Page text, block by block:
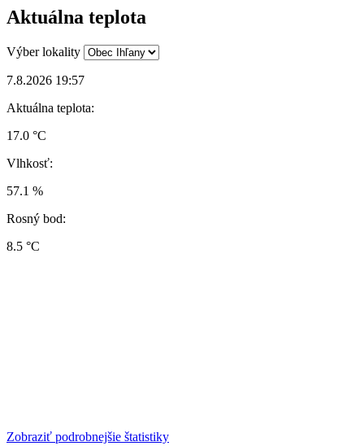
Aktuálna teplota
Výber lokality
7.8.2026 19:57
Aktuálna teplota:
17.0 °C
Vlhkosť:
57.1 %
Rosný bod:
8.5 °C
Zobraziť podrobnejšie štatistiky